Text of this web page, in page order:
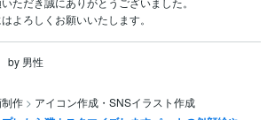
よろしくお願いいたします。
by 男性
作 > アイコン作成・SNSイラスト作成